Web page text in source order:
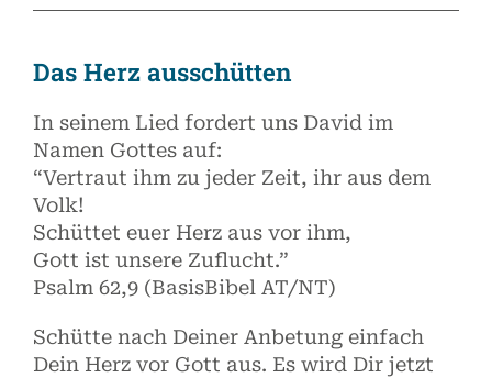
Das Herz ausschütten
In seinem Lied fordert uns David im
Namen Gottes auf:
“Vertraut ihm zu jeder Zeit, ihr aus dem
Volk!
Schüttet euer Herz aus vor ihm,
Gott ist unsere Zuflucht.”
Psalm 62,9 (BasisBibel AT/NT)
Schütte nach Deiner Anbetung einfach
Dein Herz vor Gott aus. Es wird Dir jetzt